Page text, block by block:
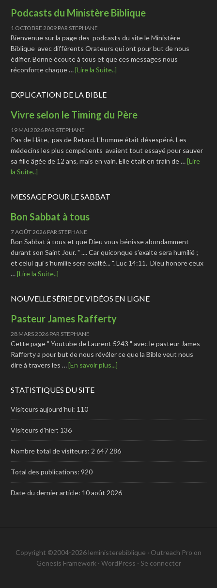
Podcasts du Ministère Biblique
1 OCTOBRE 2009 PAR STEPHANE
Bienvenue sur la page des podcasts du site le Ministère
Biblique avec différents Orateurs qui ont pour but de nous
édifier. Bonne écoute à tous et que ces messages nous
réconforte chaque …[Lire la Suite..]
EXPLICATION DE LA BIBLE
Vivre selon le Timing du Père
19 MAI 2026 PAR STEPHANE
Pas de Hâte, pas de Retard. L'homme était désespéré. Les
médecins les plus compétents avaient tout essayé pour sauver
sa fille âgée de 12 ans, mais en vain. Elle était en train de …[Lire
la Suite..]
MESSAGE POUR LE SABBAT
Bon Sabbat à tous
7 AOÛT 2026 PAR STEPHANE
Bon Sabbat à tous et que Dieu vous bénisse abondamment
durant son Saint Jour. " .... Car quiconque s’exalte sera humilié ;
et celui qui s’humilie sera exalté... ". Luc 14:11. Dieu honore ceux
…[Lire la Suite..]
NOUVELLE SÉRIE DE VIDÉOS EN LIGNE
Pasteur James Rafferty
28 MARS 2026 PAR STEPHANE
Cette page " Youtube de Laurent 5243 " avec le pasteur James
Rafferty a pour but de nous révéler ce que la Bible veut nous
dire à travers les …[En savoir plus...]
STATISTIQUES DU SITE
Visiteurs aujourd’hui: 110
Visiteurs d’hier: 136
Nombre total de visiteurs: 2 647 286
Total des publications:920
Date du dernier article: 10 août 2026
Copyright ©2004-2026 leministerebiblique · Outreach Pro on
Genesis Framework · WordPress · Se connecter